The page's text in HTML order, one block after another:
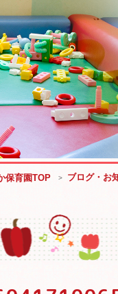
保育園TOP ブログ・お